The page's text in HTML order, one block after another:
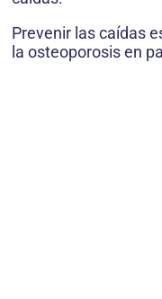
Prevenir las caídas
la osteoporosis en